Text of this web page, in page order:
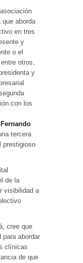
que aborda
en tres
y
o el
otros,
y
con los
Fernando
tercera
prestigioso
de la
visibilidad a
cree que
para abordar
clínicas
de que